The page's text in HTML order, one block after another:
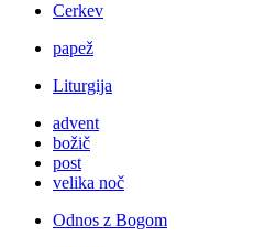
Cerkev
papež
Liturgija
advent
božič
post
velika noč
Odnos z Bogom